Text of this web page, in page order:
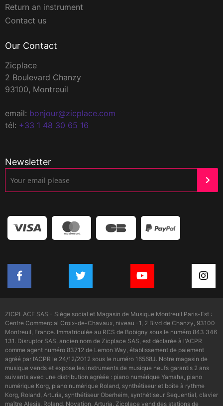
Return an instrument
Contact us
Our Contact
Zicplace
2 Boulevard Chanzy
93100, Montreuil
email: bonjour@zicplace.com
tél: +33 1 48 30 65 16
Newsletter
ZICPLACE SAS - Siège social et Magasin de Musique Montreuil Paris-Est :
Centre Commercial Croix-de-Chavaux, niveau -1, 2 Blvd de Chanzy, 93100
Montreuil, France. Immatriculée au RCS de Bobigny sous le numéro 843 346
131. Disruptor SAS, ancien nom de Zicplace SAS, est déclarée à l'ACPR
comme agent numéro 83712 de Lemon Way, établissement de paiement
agréé par l’ACPR le 24/12/2012 sous le numéro 16568J. Notre magasin de
musique vends et expose les instruments de musique neufs garantis 2 ans
suivants avec une distribution agréée : piano numérique Yamaha, piano
numérique Korg, piano numérique Roland, synthétiseur et boîte à rythme
Korg, Roland, Arturia, synthétiseur Oberheim, synthétiseur Sequential, clavier
maître Alesis, Roland, Novation, Arturia. Zicplace vend des stations de